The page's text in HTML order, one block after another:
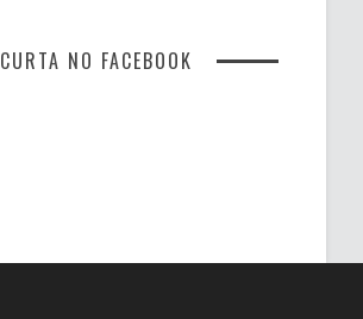
CURTA NO FACEBOOK